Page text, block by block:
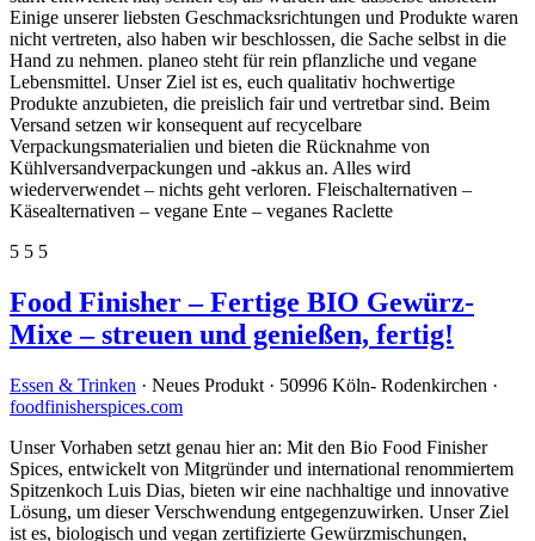
Einige unserer liebsten Geschmacksrichtungen und Produkte waren
nicht vertreten, also haben wir beschlossen, die Sache selbst in die
Hand zu nehmen. planeo steht für rein pflanzliche und vegane
Lebensmittel. Unser Ziel ist es, euch qualitativ hochwertige
Produkte anzubieten, die preislich fair und vertretbar sind. Beim
Versand setzen wir konsequent auf recycelbare
Verpackungsmaterialien und bieten die Rücknahme von
Kühlversandverpackungen und -akkus an. Alles wird
wiederverwendet – nichts geht verloren. Fleischalternativen –
Käsealternativen – vegane Ente – veganes Raclette
5 5 5
Food Finisher – Fertige BIO Gewürz-
Mixe – streuen und genießen, fertig!
Essen & Trinken · Neues Produkt · 50996 Köln- Rodenkirchen ·
foodfinisherspices.com
Unser Vorhaben setzt genau hier an: Mit den Bio Food Finisher
Spices, entwickelt von Mitgründer und international renommiertem
Spitzenkoch Luis Dias, bieten wir eine nachhaltige und innovative
Lösung, um dieser Verschwendung entgegenzuwirken. Unser Ziel
ist es, biologisch und vegan zertifizierte Gewürzmischungen,